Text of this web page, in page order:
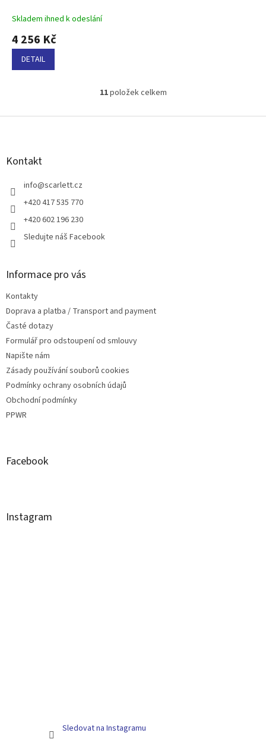
- buk
Skladem ihned k odeslání
4 256 Kč
DETAIL
O
l
11položek celkem
Z
Kontakt
info@scarlett.cz
+420 417 535 770
+420 602 196 230
Sledujte náš Facebook
Informace pro vás
Kontakty
Doprava a platba / Transport and payment
Časté dotazy
Formulář pro odstoupení od smlouvy
Napište nám
Zásady používání souborů cookies
Podmínky ochrany osobních údajů
Obchodní podmínky
PPWR
Facebook
Instagram
Sledovat na Instagramu